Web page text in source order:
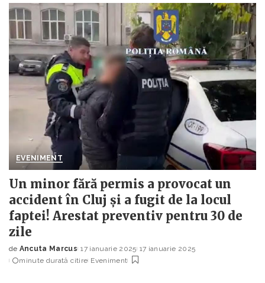
EVENIMENT
Un minor fără permis a provocat un
accident în Cluj și a fugit de la locul
faptei! Arestat preventiv pentru 30 de
zile
Posted
by
de Ancuta Marcus 17 ianuarie 2025 17 ianuarie 2025
minute durată citire Eveniment